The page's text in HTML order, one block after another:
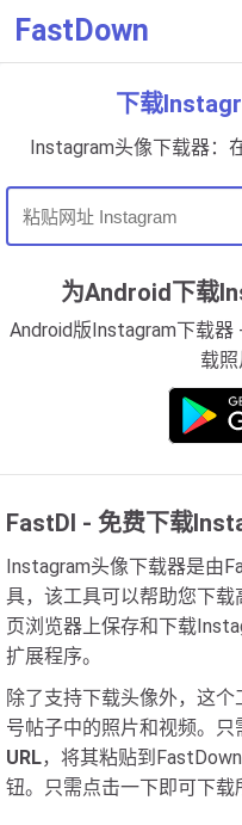
FastDown
下载
Instagram头像下载器：
为Android下载
Android版Instagram下载
载照
FastDl - 免费下载
Instagram头像下载器是由
具，该工具可以帮助您下
页浏览器上保存和下载
扩展程序。
除了支持下载头像外，这
号帖子中的照片和视频。只
URL，将其粘贴到
钮。只需点击一下即可下载